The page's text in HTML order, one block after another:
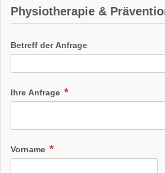
Physiotherapie &
Betreff der Anfrage
Ihre Anfrage
Vorname